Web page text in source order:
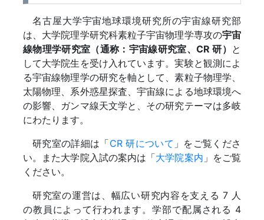
名古屋大学宇宙地球環境研究所の宇宙線研究部
は、大学院理学研究科素粒子宇宙物理学専攻の宇宙
線物理学研究室（通称：宇宙線研究室、CR 研） と
して大学院生を受け入れています。実験と観測によ
る宇宙線物理学の研究を軸として、素粒子物理学、
太陽物理、系外惑星探査、宇宙線による地球環境へ
の影響、ガンマ線天文学と、その研究テーマは多岐
にわたります。
研究室の詳細は「CR 研について 」をご覧くださ
い。また大学院入試の案内は「大学院案内 」をご覧
ください。
研究室の運営は、幅広い研究内容を支える 7 人
の教員によって行われます。学部で配属される 4